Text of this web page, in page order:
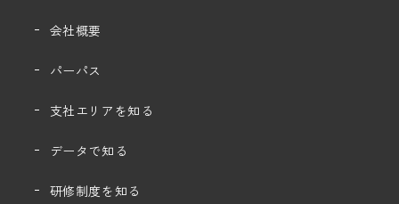
会社概要
パーパス
支社エリアを知る
データで知る
研修制度を知る